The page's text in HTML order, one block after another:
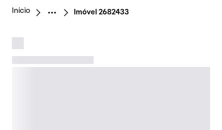
Início Imóvel 2682433